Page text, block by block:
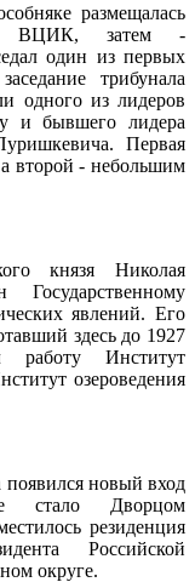
размещалась
ВЦИК, затем -
один из первых
трибунала
одного из лидеров
и бывшего лидера
Первая
второй - небольшим
князя Николая
Государственному
явлений. Его
здесь до 1927
Институт
озероведения
появился новый вход
стало Дворцом
резиденция
Российской
округе.